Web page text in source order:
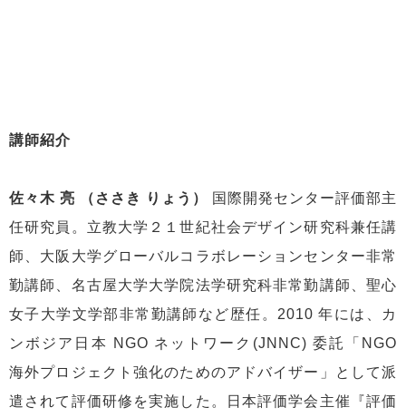
講師紹介
佐々木 亮 （ささき りょう）
国際開発センター評価部主
任研究員。立教大学２１世紀社会デザイン研究科兼任講
師、大阪大学グローバルコラボレーションセンター非常
勤講師、名古屋大学大学院法学研究科非常勤講師、聖心
女子大学文学部非常勤講師など歴任。2010 年には、カ
ンボジア日本 NGO ネットワーク(JNNC) 委託「NGO
海外プロジェクト強化のためのアドバイザー」として派
遣されて評価研修を実施した。日本評価学会主催『評価